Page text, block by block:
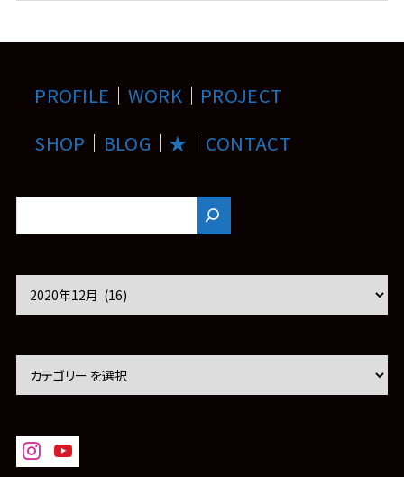
PROFILE ｜ WORK ｜ PROJECT
SHOP ｜ BLOG ｜ ★ ｜ CONTACT
カ
ブ